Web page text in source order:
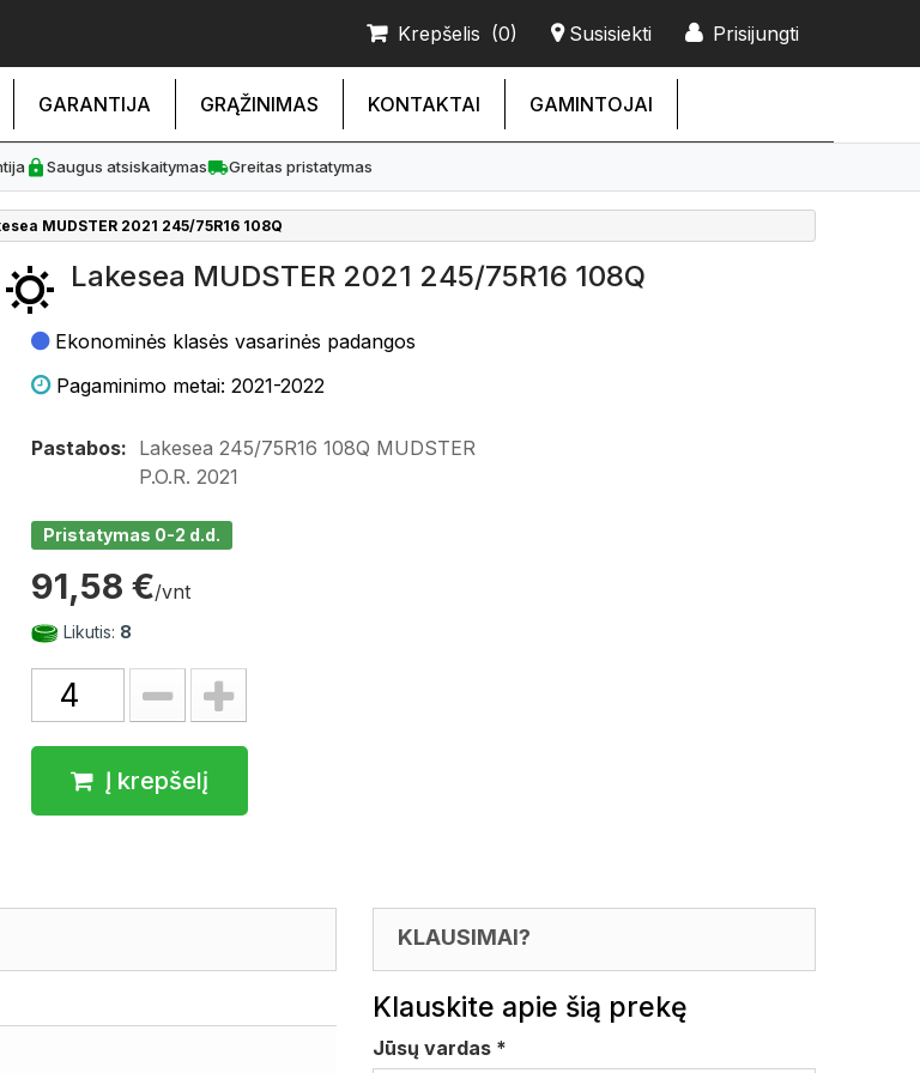
Prisijungti
Susisiekti
Krepšelis (0)
GARANTIJA GRĄŽINIMAS KONTAKTAI GAMINTOJAI
Saugus atsiskaitymas Greitas pristatymas
MUDSTER 2021 245/75R16 108Q
Lakesea MUDSTER 2021 245/75R16 108Q
Ekonominės klasės vasarinės padangos
Pagaminimo metai: 2021-2022
Pastabos: Lakesea 245/75R16 108Q MUDSTER
P.O.R. 2021
Pristatymas 0-2 d.d.
91,58 €/vnt
Likutis: 8
Į krepšelį
KLAUSIMAI?
Klauskite apie šią prekę
Jūsų vardas *